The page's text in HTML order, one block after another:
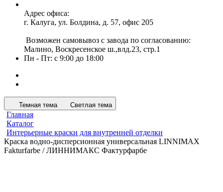
Адрес офиса:
г. Калуга, ул. Болдина, д. 57, офис 205
Возможен самовывоз с завода по согласованию:
Малино, Воскресенское ш.,влд.23, стр.1
Пн - Пт: с 9:00 до 18:00
Темная тема Светлая тема
Главная
Каталог
Интерьерные краски для внутренней отделки
Краска водно-дисперсионная универсальная LINNIMAX
Fakturfarbe / ЛИННИМАКС Фактурфарбе